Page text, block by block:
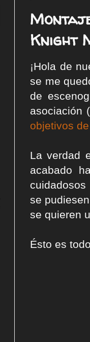
Knight
¡Hola de
se me
de
asociación
objetivos
La verdad
acabado
se
se quieren
Ésto es